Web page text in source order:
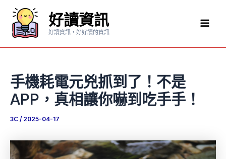
要
好讀資訊
好讀資訊，好好讀的資訊
手機耗電元兇抓到了！不是
APP，真相讓你嚇到吃手手！
3C / 2025-04-17